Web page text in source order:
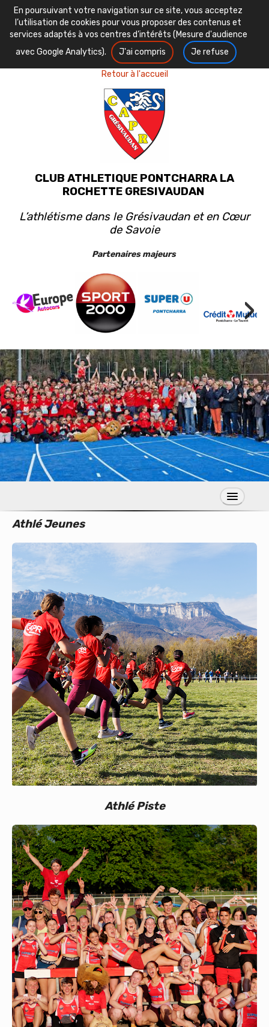
En poursuivant votre navigation sur ce site, vous acceptez
l’utilisation de cookies pour vous proposer des contenus et
services adaptés à vos centres d’intérêts (Mesure d'audience
avec Google Analytics).
J'ai compris Je refuse
Retour à l'accueil
CLUB ATHLETIQUE PONTCHARRA LA
ROCHETTE GRESIVAUDAN
L’athlétisme dans le Grésivaudan et en Cœur
de Savoie
Partenaires majeurs
›
S’inscrire
Calendrier
Bénévoles
Nos événements
Vie du club
Partenaires
Athlé Jeunes
Athlé Piste